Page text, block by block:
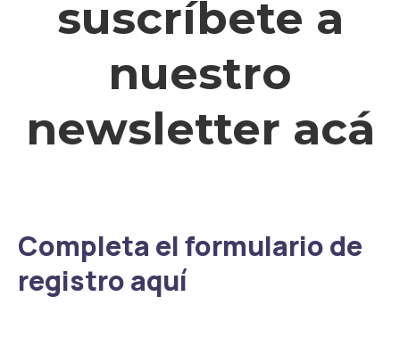
suscríbete a
nuestro
newsletter acá
Completa el formulario de
registro aquí